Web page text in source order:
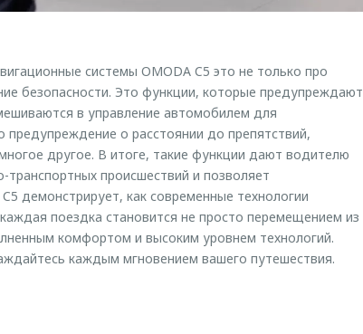
системы OMODA C5 это не только про
безопасности. Это функции, которые предупреждают
в управление автомобилем для
о расстоянии до препятствий,
другое. В итоге, такие функции дают водителю
происшествий и позволяет
демонстрирует, как современные технологии
поездка становится не просто перемещением из
комфортом и высоким уровнем технологий.
каждым мгновением вашего путешествия.